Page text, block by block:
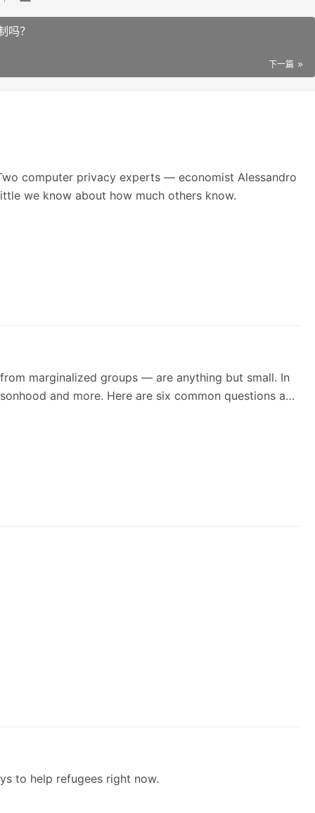
吗？
下一篇
computer privacy experts — economist Alessandro
we know about how much others know.
marginalized groups — are anything but small. In
and more. Here are six common questions and
to help refugees right now.